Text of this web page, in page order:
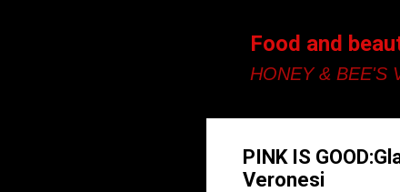
Food and
HONEY & BEE'S
PINK IS
Veronesi